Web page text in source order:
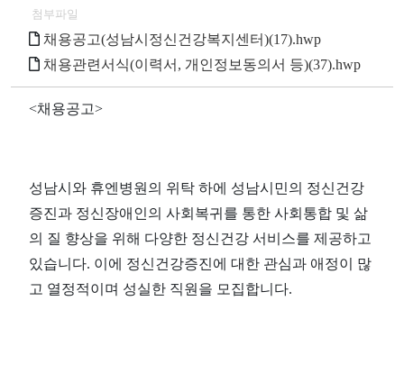
첨부파일
채용공고(성남시정신건강복지센터)(17).hwp
채용관련서식(이력서, 개인정보동의서 등)(37).hwp
<채용공고>
성남시와 휴엔병원의 위탁 하에 성남시민의 정신건강
증진과 정신장애인의 사회복귀를 통한 사회통합 및 삶
의 질 향상을 위해 다양한 정신건강 서비스를 제공하고
있습니다. 이에 정신건강증진에 대한 관심과 애정이 많
고 열정적이며 성실한 직원을 모집합니다.